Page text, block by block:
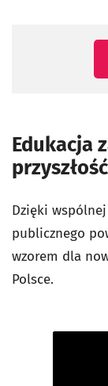
Edukacja
przyszłość
Dzięki
publicznego
wzorem dla
Polsce.